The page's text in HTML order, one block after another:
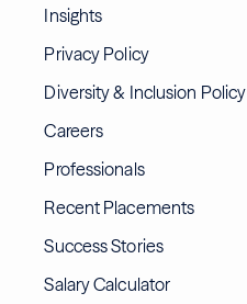
Insights
Privacy Policy
Diversity & Inclusion Policy
Careers
Professionals
Recent Placements
Success Stories
Salary Calculator